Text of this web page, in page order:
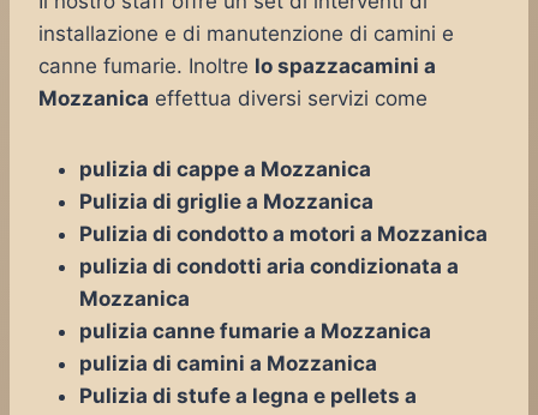
installazione e di manutenzione di camini e
canne fumarie. Inoltre lo spazzacamini a
Mozzanica effettua diversi servizi come
pulizia di cappe a Mozzanica
Pulizia di griglie a Mozzanica
Pulizia di condotto a motori a Mozzanica
pulizia di condotti aria condizionata a
Mozzanica
pulizia canne fumarie a Mozzanica
pulizia di camini a Mozzanica
Pulizia di stufe a legna e pellets a